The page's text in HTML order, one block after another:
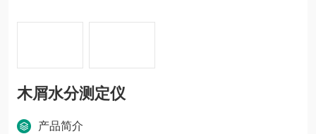
木屑水分测定仪
产品简介